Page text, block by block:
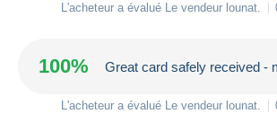
L'acheteur a évalué Le vendeur lounat.
100% Great card safely received -
L'acheteur a évalué Le vendeur lounat.